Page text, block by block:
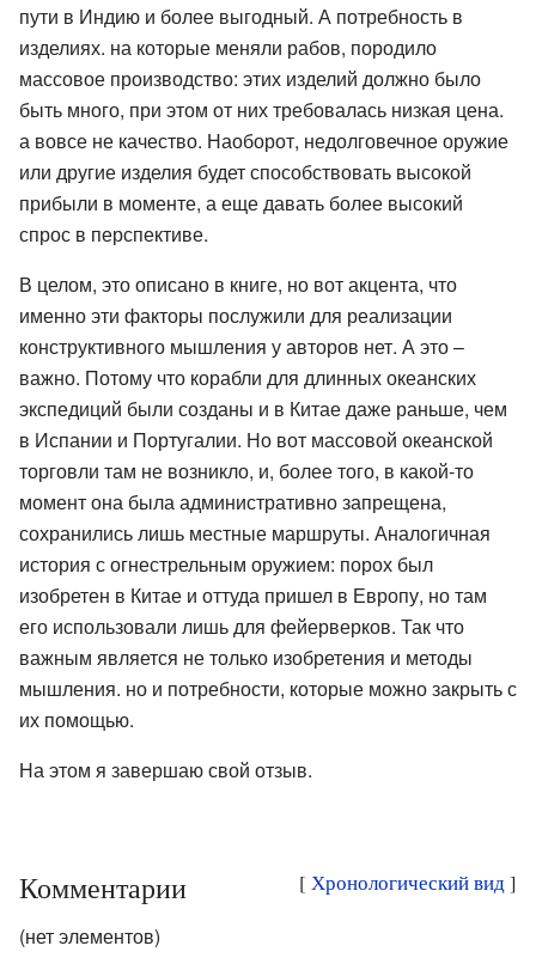
пути в Индию и более выгодный. А потребность в
изделиях. на которые меняли рабов, породило
массовое производство: этих изделий должно было
быть много, при этом от них требовалась низкая цена.
а вовсе не качество. Наоборот, недолговечное оружие
или другие изделия будет способствовать высокой
прибыли в моменте, а еще давать более высокий
спрос в перспективе.
В целом, это описано в книге, но вот акцента, что
именно эти факторы послужили для реализации
конструктивного мышления у авторов нет. А это –
важно. Потому что корабли для длинных океанских
экспедиций были созданы и в Китае даже раньше, чем
в Испании и Португалии. Но вот массовой океанской
торговли там не возникло, и, более того, в какой-то
момент она была административно запрещена,
сохранились лишь местные маршруты. Аналогичная
история с огнестрельным оружием: порох был
изобретен в Китае и оттуда пришел в Европу, но там
его использовали лишь для фейерверков. Так что
важным является не только изобретения и методы
мышления. но и потребности, которые можно закрыть с
их помощью.
На этом я завершаю свой отзыв.
[ Хронологический вид]
Комментарии
(нет элементов)